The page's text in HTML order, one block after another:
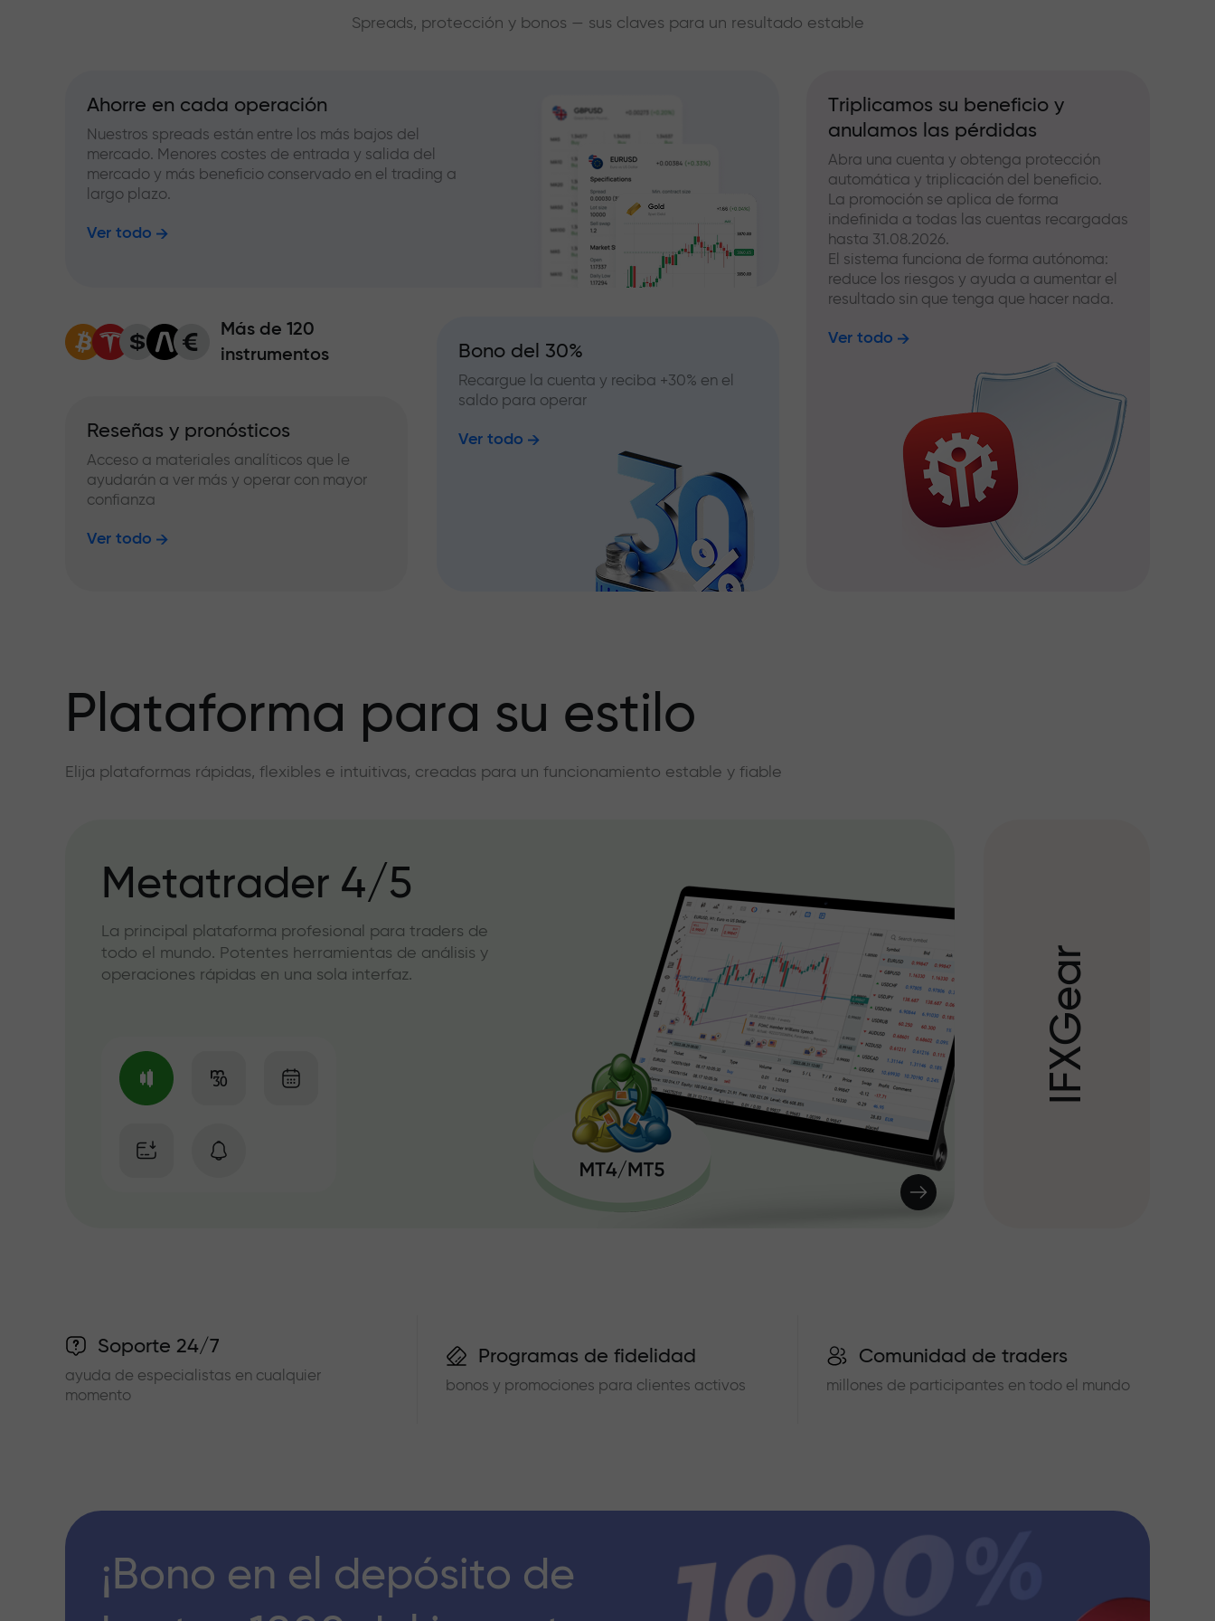
Spreads, protección y bonos — sus claves para un resultado estable
Ahorre en cada operación
Nuestros spreads están entre los más bajos del
mercado. Menores costes de entrada y salida del
mercado y más beneficio conservado en el trading a
largo plazo.
Ver todo
Más de 120
instrumentos
Reseñas y pronósticos
Acceso a materiales analíticos que le
ayudarán a ver más y operar con mayor
confianza
Ver todo
Bono del 30%
Recargue la cuenta y reciba +30% en el
saldo para operar
Ver todo
Triplicamos su beneficio y
anulamos las pérdidas
Abra una cuenta y obtenga protección
automática y triplicación del beneficio.
La promoción se aplica de forma
indefinida a todas las cuentas recargadas
hasta 31.08.2026.
El sistema funciona de forma autónoma:
reduce los riesgos y ayuda a aumentar el
resultado sin que tenga que hacer nada.
Ver todo
Plataforma para su estilo
Elija plataformas rápidas, flexibles e intuitivas, creadas para un funcionamiento estable y fiable
Metatrader 4/5
La principal plataforma profesional para traders de
todo el mundo. Potentes herramientas de análisis y
operaciones rápidas en una sola interfaz.
I
F
X
G
e
a
r
Soporte 24/7
ayuda de especialistas en cualquier
momento
Programas de fidelidad
bonos y promociones para clientes activos
Comunidad de traders
millones de participantes en todo el mundo
¡Bono en el depósito de